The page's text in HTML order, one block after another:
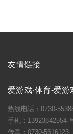
友情链接
爱游戏·体育-爱
热线电话：0730-
手机：13923842554
传真：0730-5616123